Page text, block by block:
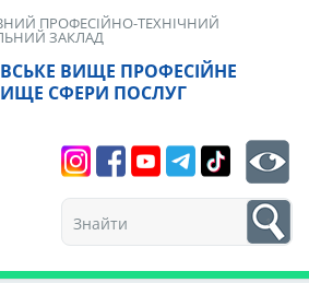
ВИЩЕ ПРОФЕСІЙНЕ
СФЕРИ ПОСЛУГ
ПРОФЕСІЙНО-ТЕХНІЧНИЙ
ЗАКЛАД
1